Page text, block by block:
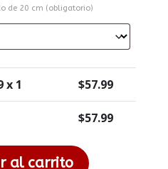
de 20 cm (obligatorio)
x 1 $57.99
$57.99
al carrito